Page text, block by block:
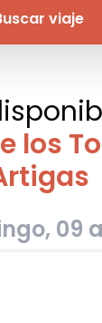
viaje
los
09